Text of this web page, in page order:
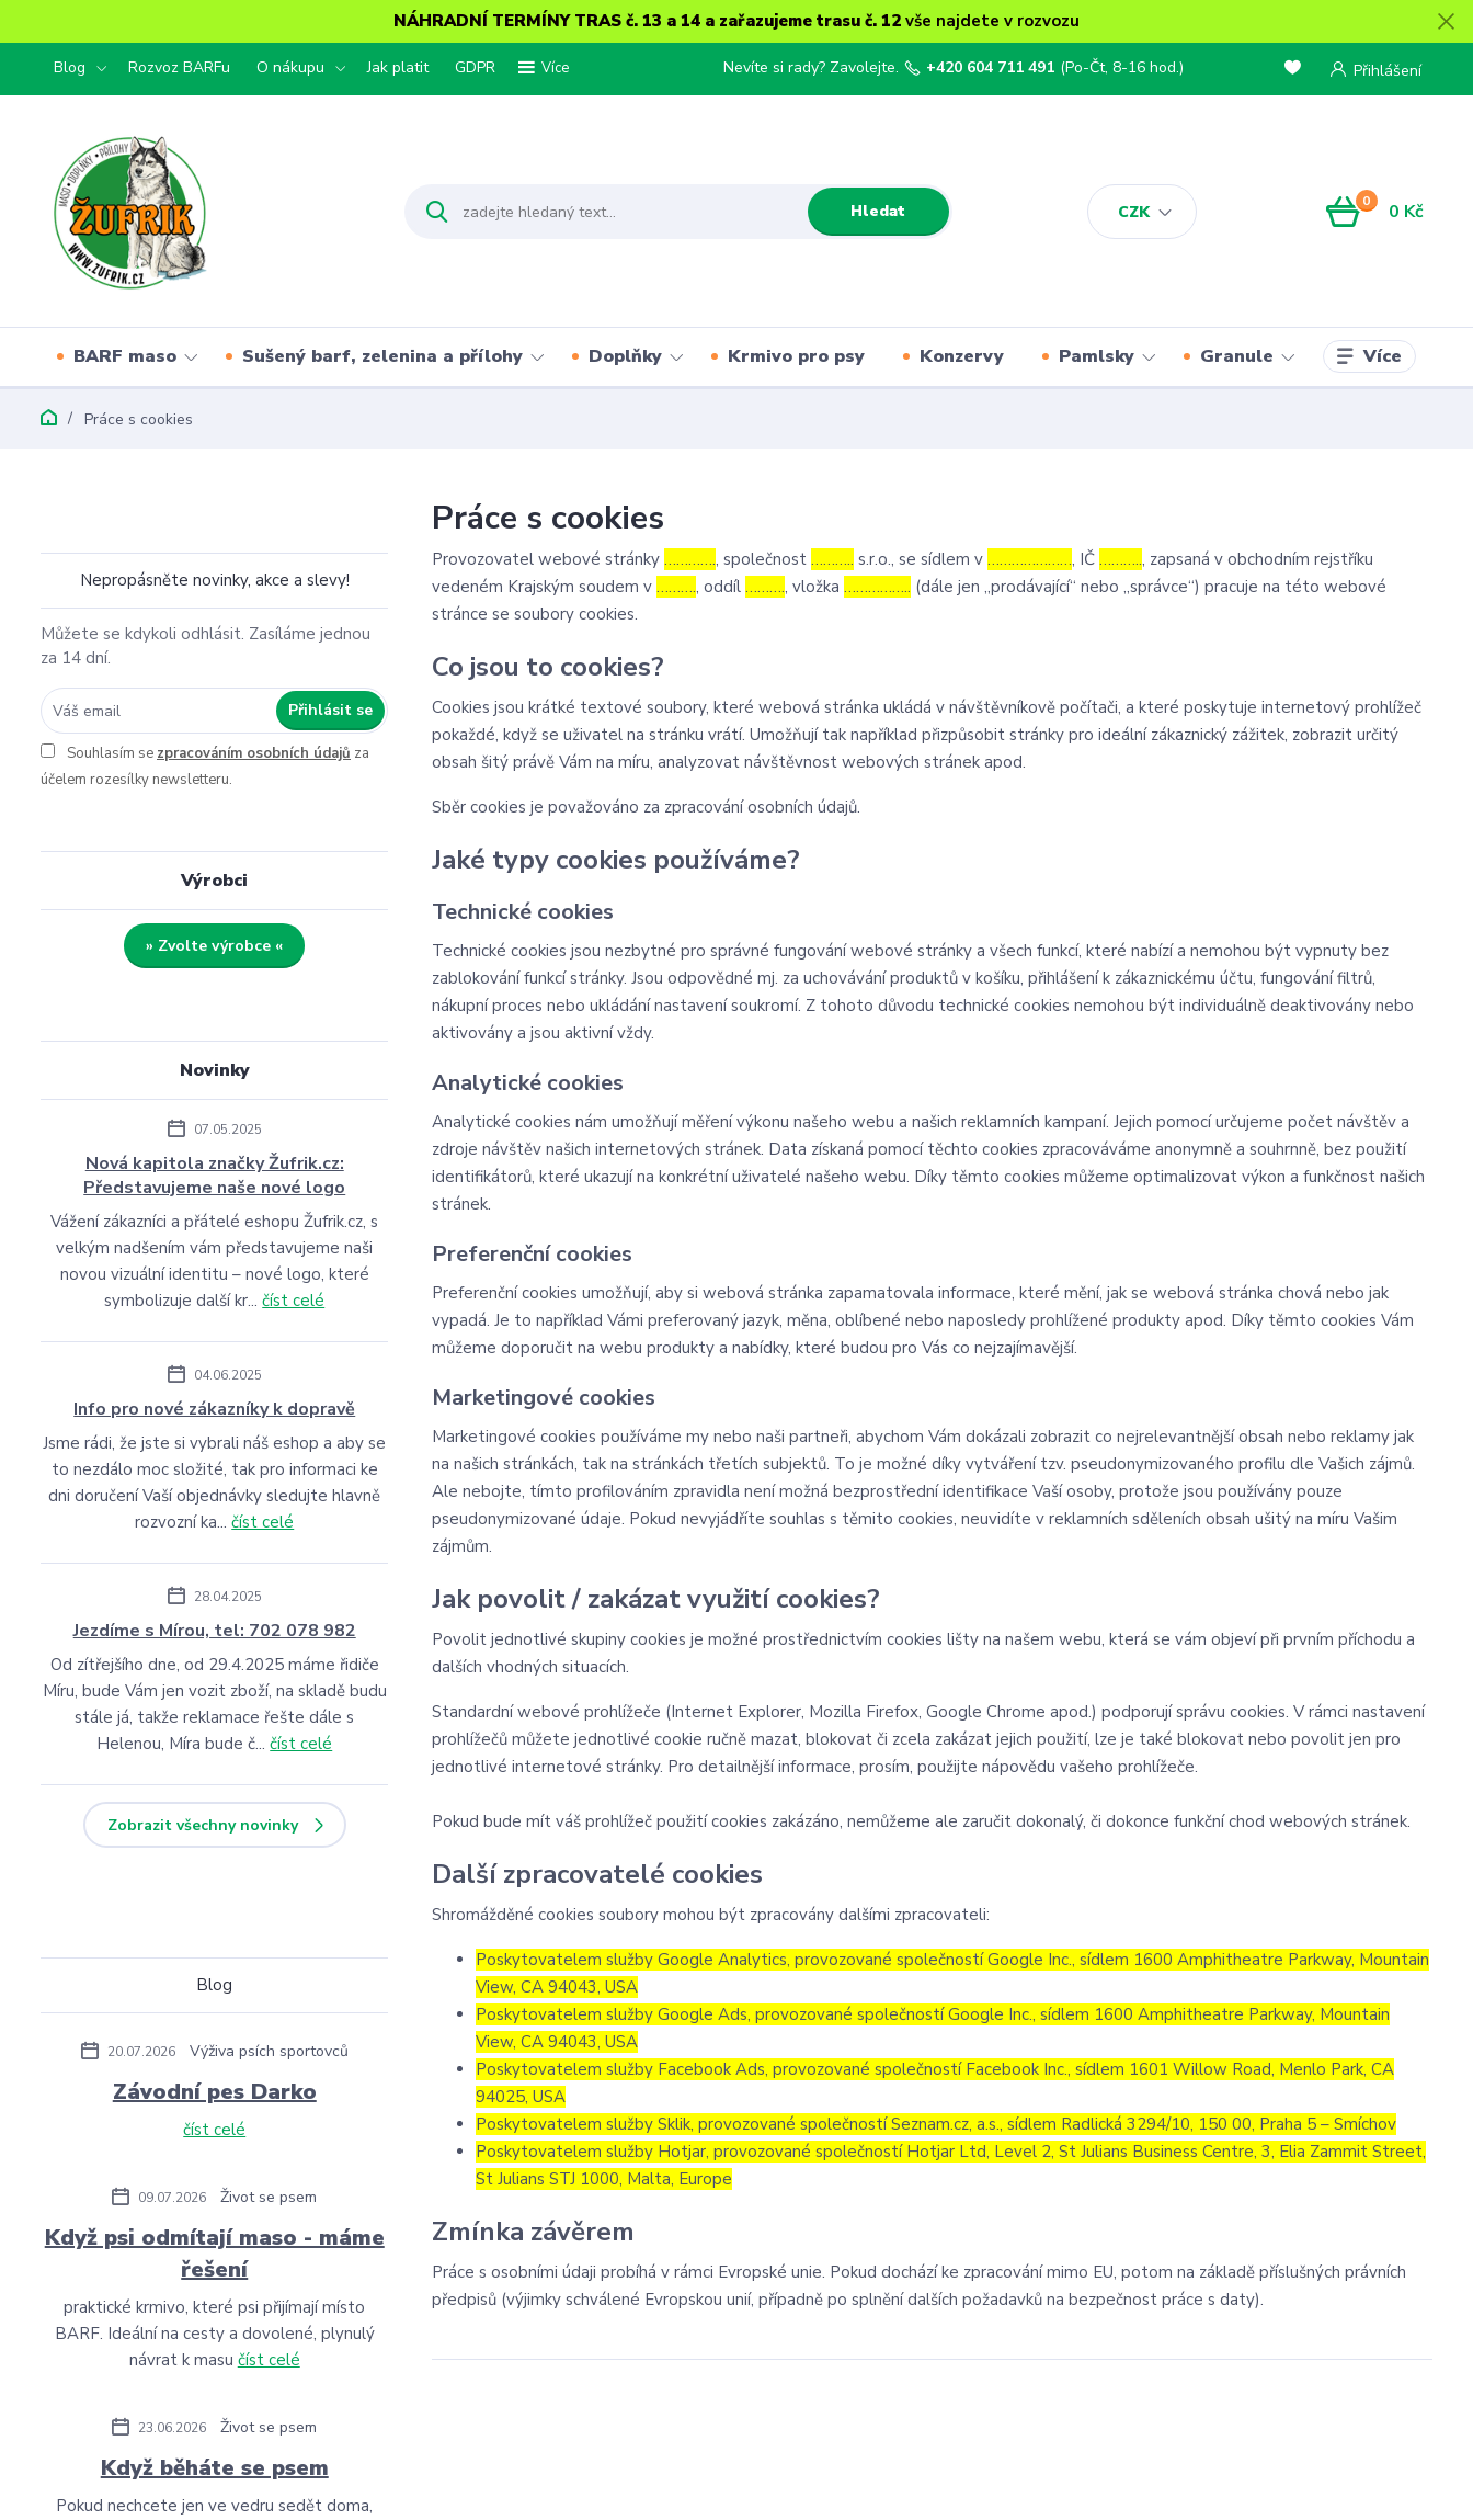
NÁHRADNÍ TERMÍNY TRAS č. 13 a 14 a zařazujeme trasu č. 12 vše najdete v rozvozu
Blog Rozvoz BARFu O nákupu Jak platit GDPR Více
CZK
Přihlášení
Hledat
Nevíte si rady? Zavolejte. +420 604 711 491 (Po-Čt, 8-16 hod.)
0 0 Kč
BARF maso Sušený barf, zelenina a přílohy Doplňky Krmivo pro psy Konzervy Pamlsky Granule Více
Práce s cookies
Novinky
07.05.2025
Nová kapitola značky Žufrik.cz:
Představujeme naše nové logo
Vážení zákazníci a přátelé eshopu Žufrik.cz, s
velkým nadšením vám představujeme naši
novou vizuální identitu – nové logo, které
symbolizuje další kr...číst celé
04.06.2025
Info pro nové zákazníky k dopravě
Jsme rádi, že jste si vybrali náš eshop a aby se
to nezdálo moc složité, tak pro informaci ke
dni doručení Vaší objednávky sledujte hlavně
rozvozní ka...číst celé
28.04.2025
Jezdíme s Mírou, tel: 702 078 982
Od zítřejšího dne, od 29.4.2025 máme řidiče
Míru, bude Vám jen vozit zboží, na skladě budu
stále já, takže reklamace řešte dále s
Helenou, Míra bude č...číst celé
Zobrazit všechny novinky
Blog
20.07.2026 Výživa psích sportovců
Závodní pes Darko
číst celé
09.07.2026 Život se psem
Když psi odmítají maso - máme
řešení
praktické krmivo, které psi přijímají místo
BARF. Ideální na cesty a dovolené, plynulý
návrat k masu číst celé
23.06.2026 Život se psem
Když běháte se psem
Pokud nechcete jen ve vedru sedět doma,
Nepropásněte novinky, akce a slevy!
Můžete se kdykoli odhlásit. Zasíláme jednou
za 14 dní.
Přihlásit se
Souhlasím se zpracováním osobních údajů za
účelem rozesílky newsletteru.
Výrobci
» Zvolte výrobce «
Práce s cookies
Provozovatel webové stránky…………., společnost……….. s.r.o., se sídlem v…………………, IČ……….., zapsaná v obchodním rejstříku
vedeném Krajským soudem v………., oddíl………., vložka…………….. (dále jen „prodávající“ nebo „správce“) pracuje na této webové
stránce se soubory cookies.
Co jsou to cookies?
Cookies jsou krátké textové soubory, které webová stránka ukládá v návštěvníkově počítači, a které poskytuje internetový prohlížeč
pokaždé, když se uživatel na stránku vrátí. Umožňují tak například přizpůsobit stránky pro ideální zákaznický zážitek, zobrazit určitý
obsah šitý právě Vám na míru, analyzovat návštěvnost webových stránek apod.
Sběr cookies je považováno za zpracování osobních údajů.
Jaké typy cookies používáme?
Technické cookies
Technické cookies jsou nezbytné pro správné fungování webové stránky a všech funkcí, které nabízí a nemohou být vypnuty bez
zablokování funkcí stránky. Jsou odpovědné mj. za uchovávání produktů v košíku, přihlášení k zákaznickému účtu, fungování filtrů,
nákupní proces nebo ukládání nastavení soukromí. Z tohoto důvodu technické cookies nemohou být individuálně deaktivovány nebo
aktivovány a jsou aktivní vždy.
Analytické cookies
Analytické cookies nám umožňují měření výkonu našeho webu a našich reklamních kampaní. Jejich pomocí určujeme počet návštěv a
zdroje návštěv našich internetových stránek. Data získaná pomocí těchto cookies zpracováváme anonymně a souhrnně, bez použití
identifikátorů, které ukazují na konkrétní uživatelé našeho webu. Díky těmto cookies můžeme optimalizovat výkon a funkčnost našich
stránek.
Preferenční cookies
Preferenční cookies umožňují, aby si webová stránka zapamatovala informace, které mění, jak se webová stránka chová nebo jak
vypadá. Je to například Vámi preferovaný jazyk, měna, oblíbené nebo naposledy prohlížené produkty apod. Díky těmto cookies Vám
můžeme doporučit na webu produkty a nabídky, které budou pro Vás co nejzajímavější.
Marketingové cookies
Marketingové cookies používáme my nebo naši partneři, abychom Vám dokázali zobrazit co nejrelevantnější obsah nebo reklamy jak
na našich stránkách, tak na stránkách třetích subjektů. To je možné díky vytváření tzv. pseudonymizovaného profilu dle Vašich zájmů.
Ale nebojte, tímto profilováním zpravidla není možná bezprostřední identifikace Vaší osoby, protože jsou používány pouze
pseudonymizované údaje. Pokud nevyjádříte souhlas s těmito cookies, neuvidíte v reklamních sděleních obsah ušitý na míru Vašim
zájmům.
Jak povolit / zakázat využití cookies?
Povolit jednotlivé skupiny cookies je možné prostřednictvím cookies lišty na našem webu, která se vám objeví při prvním příchodu a
dalších vhodných situacích.
Standardní webové prohlížeče (Internet Explorer, Mozilla Firefox, Google Chrome apod.) podporují správu cookies. V rámci nastavení
prohlížečů můžete jednotlivé cookie ručně mazat, blokovat či zcela zakázat jejich použití, lze je také blokovat nebo povolit jen pro
jednotlivé internetové stránky. Pro detailnější informace, prosím, použijte nápovědu vašeho prohlížeče.
Pokud bude mít váš prohlížeč použití cookies zakázáno, nemůžeme ale zaručit dokonalý, či dokonce funkční chod webových stránek.
Další zpracovatelé cookies
Shromážděné cookies soubory mohou být zpracovány dalšími zpracovateli:
Poskytovatelem služby Google Analytics, provozované společností Google Inc., sídlem 1600 Amphitheatre Parkway, Mountain
View, CA 94043, USA
Poskytovatelem služby Google Ads, provozované společností Google Inc., sídlem 1600 Amphitheatre Parkway, Mountain
View, CA 94043, USA
Poskytovatelem služby Facebook Ads, provozované společností Facebook Inc., sídlem 1601 Willow Road, Menlo Park, CA
94025, USA
Poskytovatelem služby Sklik, provozované společností Seznam.cz, a.s., sídlem Radlická 3294/10, 150 00, Praha 5 – Smíchov
Poskytovatelem služby Hotjar, provozované společností Hotjar Ltd, Level 2, St Julians Business Centre, 3, Elia Zammit Street,
St Julians STJ 1000, Malta, Europe
Zmínka závěrem
Práce s osobními údaji probíhá v rámci Evropské unie. Pokud dochází ke zpracování mimo EU, potom na základě příslušných právních
předpisů (výjimky schválené Evropskou unií, případně po splnění dalších požadavků na bezpečnost práce s daty).